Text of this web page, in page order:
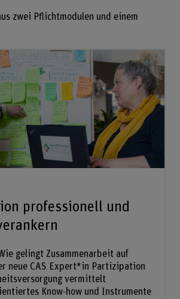
zwei Pflichtmodulen und einem
professionell und
gelingt Zusammenarbeit auf
neue CAS Expert*in Partizipation
vermittelt
Know-how und Instrumente